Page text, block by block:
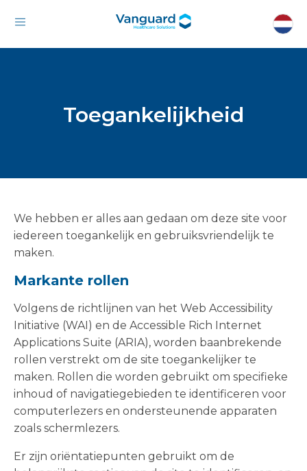
Toegankelijkheid
We hebben er alles aan gedaan om deze site voor
iedereen toegankelijk en gebruiksvriendelijk te
maken.
Markante rollen
Volgens de richtlijnen van het Web Accessibility
Initiative (WAI) en de Accessible Rich Internet
Applications Suite (ARIA), worden baanbrekende
rollen verstrekt om de site toegankelijker te
maken. Rollen die worden gebruikt om specifieke
inhoud of navigatiegebieden te identificeren voor
computerlezers en ondersteunende apparaten
zoals schermlezers.
Er zijn oriëntatiepunten gebruikt om de